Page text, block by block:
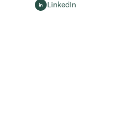
LinkedIn